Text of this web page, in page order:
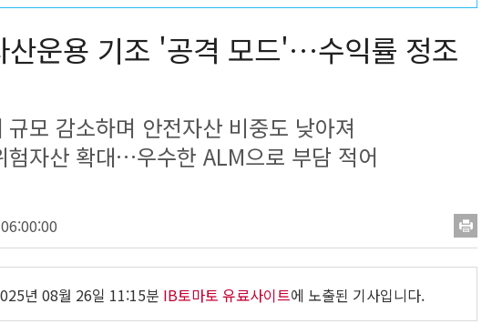
산운용 기조 '공격 모드'…수익률 정조
규모 감소하며 안전자산 비중도 낮아져
험자산 확대…우수한 ALM으로 부담 적어
년 08월 26일 11:15분 IB토마토 유료사이트에 노출된 기사입니다.